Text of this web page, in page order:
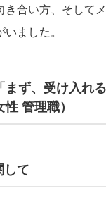
き合い方、そして
ました。
まず、受け入れ
管理職）
して